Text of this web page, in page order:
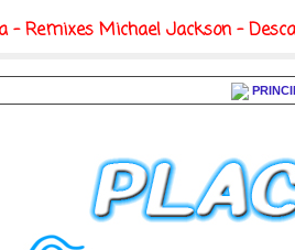
- Remixes Michael Jackson -